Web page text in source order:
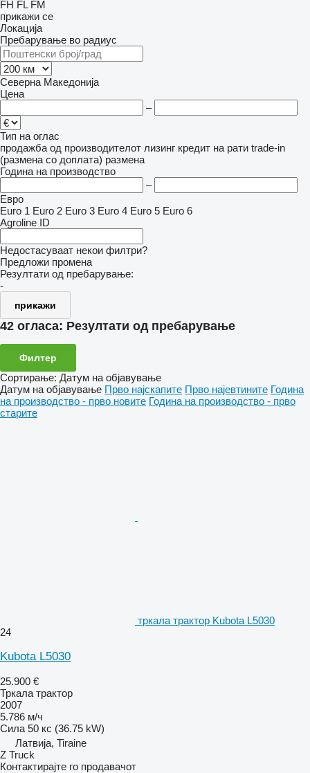
FH FL FM
прикажи се
Локација
Пребарување во радиус
Северна Македонија
Цена
–
Тип на оглас
продажба од производителот лизинг кредит на рати trade-in
(размена со доплата) размена
Година на производство
–
Евро
Euro 1 Euro 2 Euro 3 Euro 4 Euro 5 Euro 6
Agroline ID
Недостасуваат некои филтри?
Предложи промена
Резултати од пребарување:
-
прикажи
42 огласа: Резултати од пребарување
Филтер
Сортирање: Датум на објавување
Датум на објавување Прво најскапите Прво најевтините Година
на производство - прво новите Година на производство - прво
старите
тркала трактор Kubota L5030
24
Kubota L5030
25.900 €
Тркала трактор
2007
5.786 м/ч
Сила 50 кс (36.75 kW)
Латвија, Tiraine
Z Truck
Контактирајте го продавачот